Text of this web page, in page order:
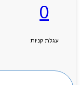
0
עגלת קניות
חיפוש מוצרים
ראשי
המגזין